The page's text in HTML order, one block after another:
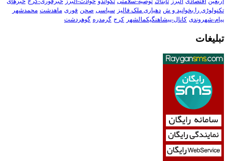
تکنولوڑی را بخوانید و ش دهیاری ملک فالیز سیاسی صحن فوری ماهدشت محمدشهر
پیام-شهروندی کانال-پیشاهنگیکمالشهر کرج گرمدره گوهردشت
تبلیغات